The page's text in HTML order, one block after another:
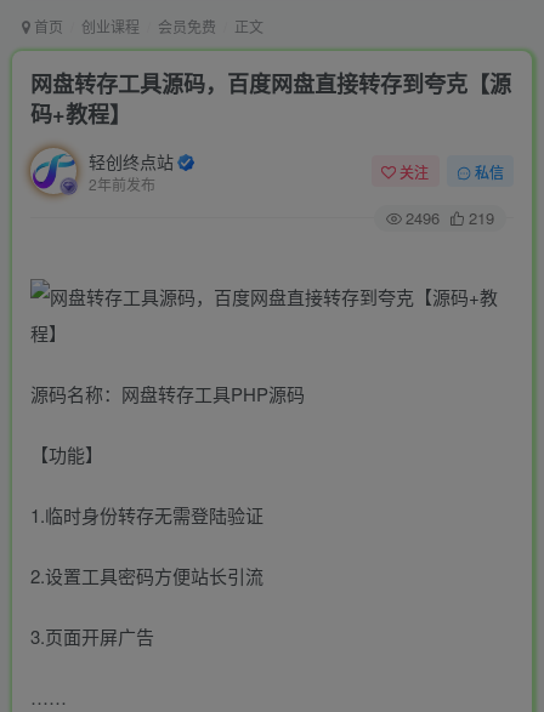
首页 创业课程 会员免费 正文
网盘转存工具源码，百度网盘直接转存到夸克【源
码+教程】
轻创终点站
2年前发布
关注 私信
2496 219
源码名称：网盘转存工具PHP源码
【功能】
1.临时身份转存无需登陆验证
2.设置工具密码方便站长引流
3.页面开屏广告
……